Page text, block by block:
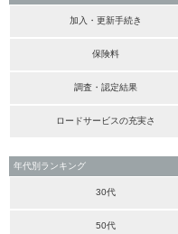
加入・更新手続き
保険料
調査・認定結果
ロードサービスの充実さ
年代別ランキング
30代
50代